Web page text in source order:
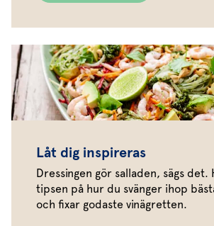
Låt dig inspireras
Dressingen gör salladen, sägs
tipsen på hur du svänger ihop
och fixar godaste vinägretten.